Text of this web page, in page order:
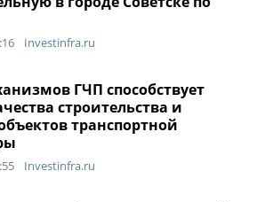
Investinfra.ru
ГЧП способствует
строительства и
транспортной
Investinfra.ru